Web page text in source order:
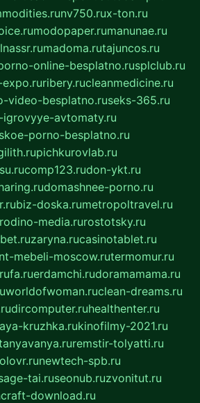
nv750.rux-ton.ru
modopaper.rumanunae.ru
madoma.rutajuncos.ru
online-besplatno.rusplclub.ru
ribery.rucleanmedicine.ru
video-besplatno.ruseks-365.ru
avtomaty.ru
porno-besplatno.ru
pichkurovlab.ru
comp123.rudon-ykt.ru
domashnee-porno.ru
biz-doska.rumetropoltravel.ru
media.rurostotsky.ru
zaryna.rucasinotablet.ru
mebeli-moscow.rutermomur.ru
erdamchi.rudoramamama.ru
worldofwoman.ruclean-dreams.ru
dircomputer.ruhealthenter.ru
kruzhka.rukinofilmy-2021.ru
remstir-tolyatti.ru
newtech-spb.ru
tai.ruseonub.ruzvonitut.ru
download.ru